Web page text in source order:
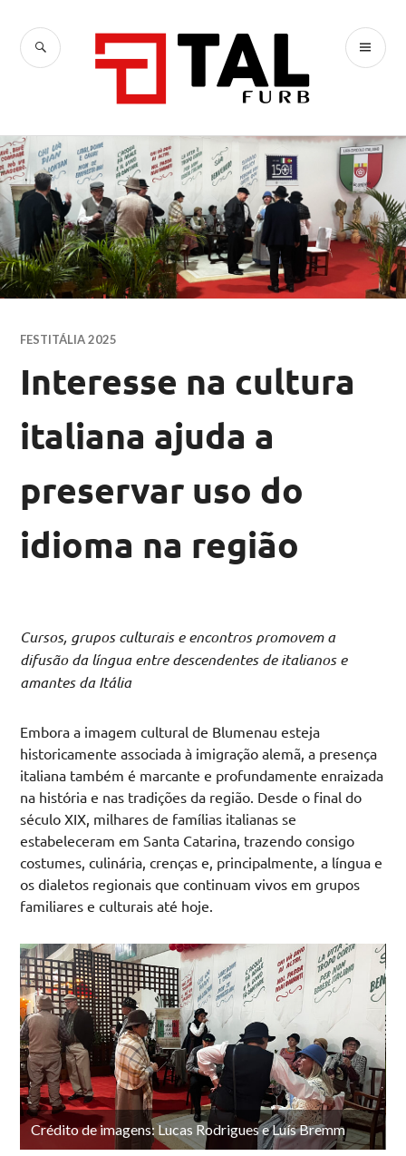
para
conteúdo
TAL
BUSCA
FESTITÁLIA 2025
Interesse na cultura
italiana ajuda a
preservar uso do
idioma na região
Cursos, grupos culturais e encontros promovem a
difusão da língua entre descendentes de italianos e
amantes da Itália
Embora a imagem cultural de Blumenau esteja
historicamente associada à imigração alemã, a presença
italiana também é marcante e profundamente enraizada
na história e nas tradições da região. Desde o final do
século XIX, milhares de famílias italianas se
estabeleceram em Santa Catarina, trazendo consigo
costumes, culinária, crenças e, principalmente, a língua e
os dialetos regionais que continuam vivos em grupos
familiares e culturais até hoje.
Crédito de imagens: Lucas Rodrigues e Luís Bremm